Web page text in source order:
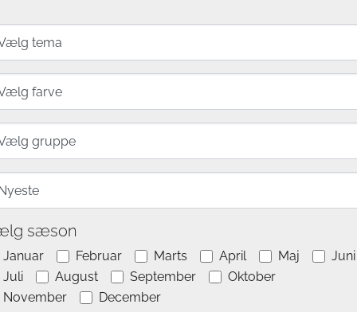
sæson
Januar Februar Marts April Maj
Juni
Juli
August September
Oktober
November
December